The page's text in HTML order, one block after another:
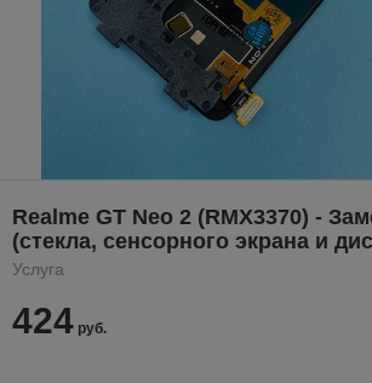
Realme GT Neo 2 (RMX3370) -
(стекла, сенсорного экрана и
Услуга
424 руб.